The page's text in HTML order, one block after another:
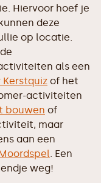
Hiervoor hoef je
deze
op locatie.
als een
Kerstquiz of het
activiteiten
bouwen of
maar
aan een
. Een
weg!